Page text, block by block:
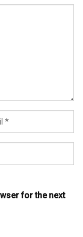
for the next